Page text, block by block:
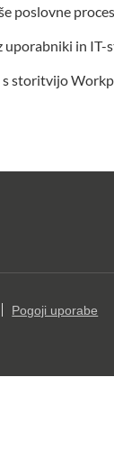
poslovne
in
storitvijo
Pogoji uporabe